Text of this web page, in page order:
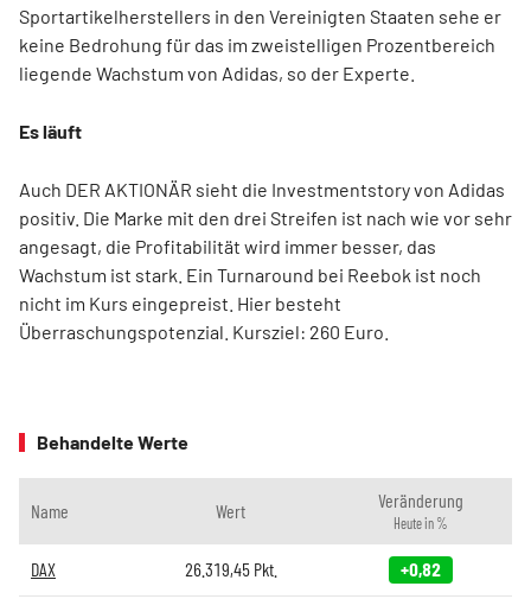
Sportartikelherstellers in den Vereinigten Staaten sehe er
keine Bedrohung für das im zweistelligen Prozentbereich
liegende Wachstum von Adidas, so der Experte.
Es läuft
Auch DER AKTIONÄR sieht die Investmentstory von Adidas
positiv. Die Marke mit den drei Streifen ist nach wie vor sehr
angesagt, die Profitabilität wird immer besser, das
Wachstum ist stark. Ein Turnaround bei Reebok ist noch
nicht im Kurs eingepreist. Hier besteht
Überraschungspotenzial. Kursziel: 260 Euro.
Behandelte Werte
Name Wert Veränderung
Heute in %
DAX 26.319,45Pkt. +0,82